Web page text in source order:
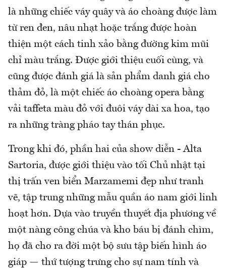
là những chiếc váy quây và áo choàng được làm
từ ren đen, nâu nhạt hoặc trắng được hoàn
thiện một cách tinh xảo bằng đường kim mũi
chỉ màu trắng. Được giới thiệu cuối cùng, và
cũng được đánh giá là sản phẩm danh giá cho
thảm đỏ, là một chiếc áo choàng opera bằng
vải taffeta màu đỏ với đuôi váy dài xa hoa, tạo
ra những tràng pháo tay thán phục.
Trong khi đó, phần hai của show diễn - Alta
Sartoria, được giới thiệu vào tối Chủ nhật tại
thị trấn ven biển Marzamemi đẹp như tranh
vẽ, tập trung những mẫu quần áo nam giới linh
hoạt hơn. Dựa vào truyền thuyết địa phương về
một nàng công chúa và kho báu bị đánh chìm,
họ đã cho ra đời một bộ sưu tập biến hình áo
giáp — thứ tượng trưng cho sự nam tính và